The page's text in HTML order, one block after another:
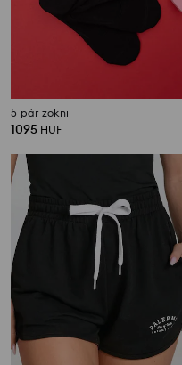
5 pár zokni
1095 HUF